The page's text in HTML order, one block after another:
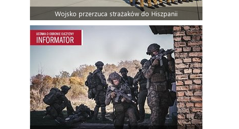
Wojsko przerzuca strażaków do Hiszpanii